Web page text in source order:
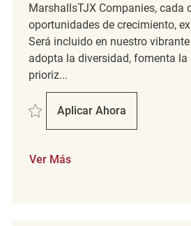
MarshallsTJX Companies, cada
oportunidades de crecimiento,
Será incluido en nuestro
adopta la diversidad, fomenta
prioriz...
Salvar Merchandising Associate
Aplicar Ahora
Merchandising
Ver Más